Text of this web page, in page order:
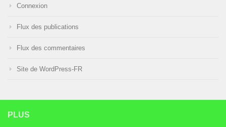
Connexion
Flux des publications
Flux des commentaires
Site de WordPress-FR
PLUS